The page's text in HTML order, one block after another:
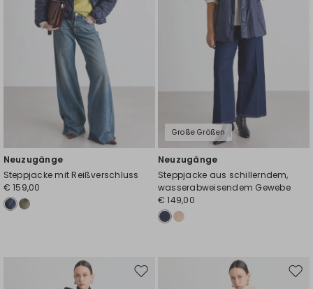
Neuzugänge
Steppjacke mit Reißverschluss
€ 159,00
Große Größen
Neuzugänge
Steppjacke aus schillerndem,
wasserabweisendem Gewebe
€ 149,00
Auf
Auf